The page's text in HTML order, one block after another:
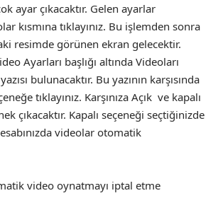
ayar çıkacaktır. Gelen ayarlar
kısmına tıklayınız. Bu işlemden sonra
resimde görünen ekran gelecektir.
Ayarları başlığı altında Videoları
bulunacaktır. Bu yazının karşısında
tıklayınız. Karşınıza Açık ve kapalı
çıkacaktır. Kapalı seçeneği seçtiğinizde
videolar otomatik